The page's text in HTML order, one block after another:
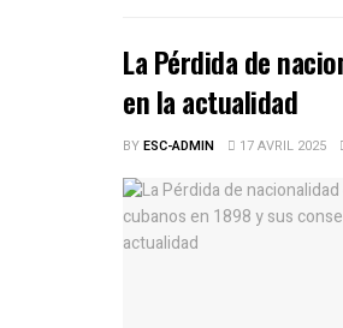
La Pérdida de
en la actualidad
BYESC-ADMIN 17 AVRIL 2025